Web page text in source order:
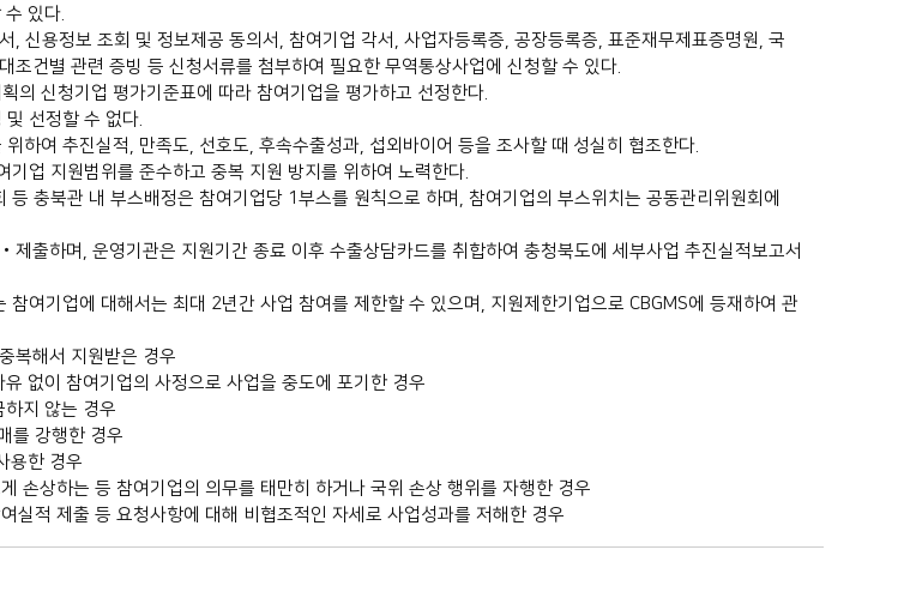
있다.
, 신용정보 조회 및 정보제공 동의서, 참여기업 각서, 사업자등록증, 공장등록증, 표준재무제표증명원, 국
건별 관련 증빙 등 신청서류를 첨부하여 필요한 무역통상사업에 신청할 수 있다.
의 신청기업 평가기준표에 따라 참여기업을 평가하고 선정한다.
선정할 수 없다.
하여 추진실적, 만족도, 선호도, 후속수출성과, 섭외바이어 등을 조사할 때 성실히 협조한다.
업 지원범위를 준수하고 중복 지원 방지를 위하여 노력한다.
충북관 내 부스배정은 참여기업당 1부스를 원칙으로 하며, 참여기업의 부스위치는 공동관리위원회에
출하며, 운영기관은 지원기간 종료 이후 수출상담카드를 취합하여 충청북도에 세부사업 추진실적보고서
여기업에 대해서는 최대 2년간 사업 참여를 제한할 수 있으며, 지원제한기업으로 CBGMS에 등재하여 관
복해서 지원받은 경우
없이 참여기업의 사정으로 사업을 중도에 포기한 경우
지 않는 경우
를 강행한 경우
용한 경우
손상하는 등 참여기업의 의무를 태만히 하거나 국위 손상 행위를 자행한 경우
적 제출 등 요청사항에 대해 비협조적인 자세로 사업성과를 저해한 경우